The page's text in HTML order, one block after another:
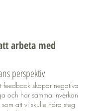
arbeta med
perspektiv
feedback skapar negativa
och har samma inverkan
att vi skulle höra steg